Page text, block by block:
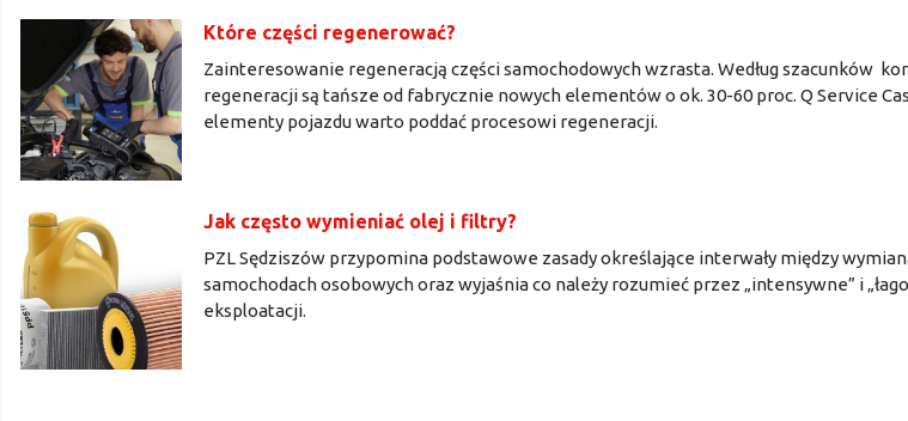
Które części regenerować?
Zainteresowanie regeneracją części samochodowych wzrasta. Według szacunków
regeneracji są tańsze od fabrycznie nowych elementów o ok. 30-60 proc. Q Service
elementy pojazdu warto poddać procesowi regeneracji.
Jak często wymieniać olej i filtry?
PZL Sędziszów przypomina podstawowe zasady określające interwały między
samochodach osobowych oraz wyjaśnia co należy rozumieć przez „intensywne” i
eksploatacji.